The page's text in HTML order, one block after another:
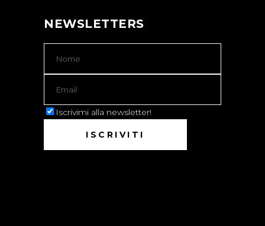
NEWSLETTERS
Iscrivimi alla newsletter!